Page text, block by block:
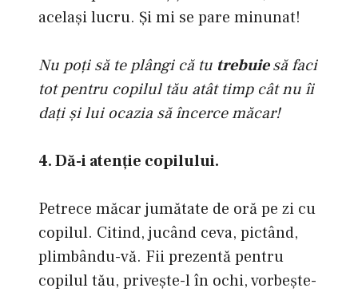
acelaşi lucru. Şi mi se pare minunat!
Nu poţi să te plângi că tu trebuiesă faci
tot pentru copilul tău atât timp cât nu îi
daţi şi lui ocazia să încerce măcar!
4. Dă-i atenţie copilului.
Petrece măcar jumătate de oră pe zi cu
copilul. Citind, jucând ceva, pictând,
plimbându-vă. Fii prezentă pentru
copilul tău, priveşte-l în ochi, vorbeşte-